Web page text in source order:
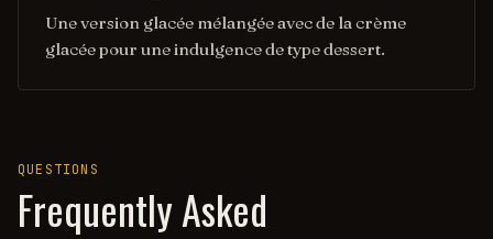
Une version glacée mélangée avec de la crème
glacée pour une indulgence de type dessert.
QUESTIONS
Frequently Asked